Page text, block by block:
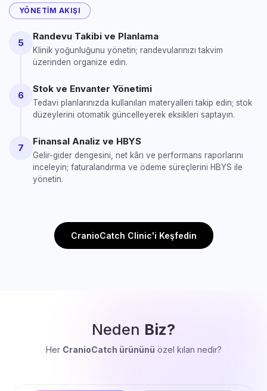
YÖNETIM AKIŞI
5
Randevu Takibi ve Planlama
Klinik yoğunluğunu yönetin; randevularınızı takvim
üzerinden organize edin.
6
Stok ve Envanter Yönetimi
Tedavi planlarınızda kullanılan materyalleri takip edin; stok
düzeylerini otomatik güncelleyerek eksikleri saptayın.
7
Finansal Analiz ve HBYS
Gelir-gider dengesini, net kârı ve performans raporlarını
inceleyin; faturalandırma ve ödeme süreçlerini HBYS ile
yönetin.
CranioCatch Clinic'i Keşfedin
Neden Biz?
Her CranioCatch ürününü özel kılan nedir?